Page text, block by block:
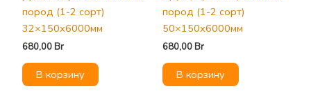
пород (1-2 сорт)
32×150х6000мм
680,00Br
В корзину
пород (1-2 сорт)
50×150х6000мм
680,00Br
В корзину